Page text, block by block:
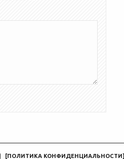
[ПОЛИТИКА КОНФИДЕНЦИАЛЬНОСТИ]